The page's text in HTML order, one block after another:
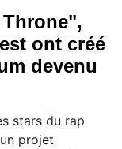
ont créé
devenu
stars du rap
projet